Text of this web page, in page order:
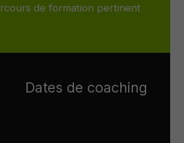
de formation pertinent
Dates de coaching